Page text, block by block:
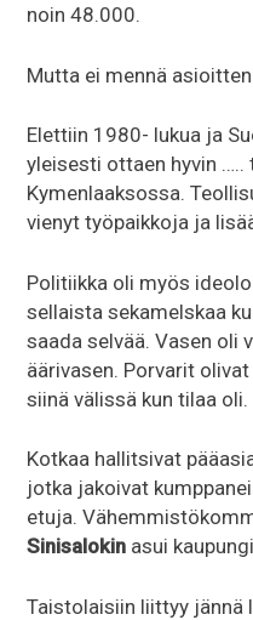
noin 48.000.
Mutta ei mennä
Elettiin 1980- lukua ja
yleisesti ottaen hyvin
Kymenlaaksossa.
vienyt työpaikkoja ja
Politiikka oli myös
sellaista sekamelskaa
saada selvää. Vasen oli
äärivasen. Porvarit
siinä välissä kun tilaa oli.
Kotkaa hallitsivat
jotka jakoivat
etuja.
Sinisalokin asui
Taistolaisiin liittyy jännä